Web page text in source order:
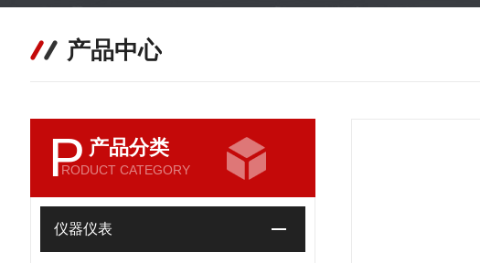
产品中心
P 产品分类
RODUCT CATEGORY
仪器仪表